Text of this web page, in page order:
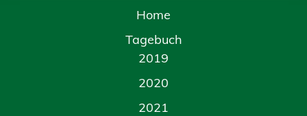
Home
Tagebuch
2019
2020
2021